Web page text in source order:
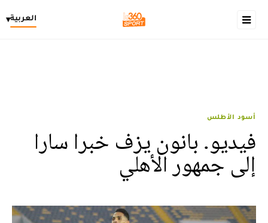
العربية▾
أسود الأطلس
فيديو. بانون يزف خبرا سارا
إلى جمهور الأهلي